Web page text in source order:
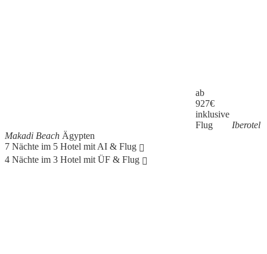
ab
927€
inklusive
Flug
Iberotel
Makadi Beach Ägypten
7 Nächte im 5 Hotel mit AI & Flug
4 Nächte im 3 Hotel mit ÜF & Flug